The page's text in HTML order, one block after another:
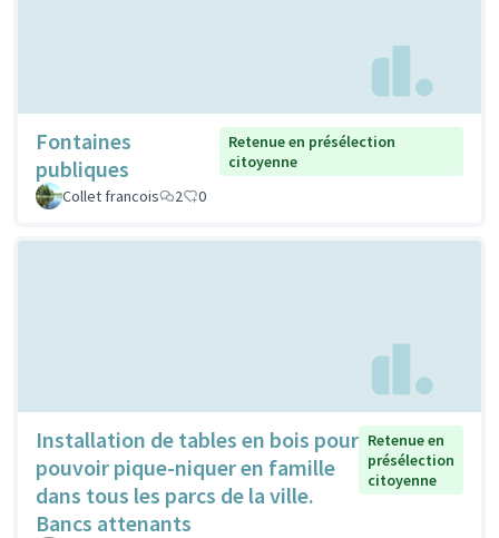
Fontaines
publiques
Retenue en présélection
citoyenne
Collet francois
2 0
Installation de tables en bois pour
pouvoir pique-niquer en famille
dans tous les parcs de la ville.
Bancs attenants
Retenue en
présélection
citoyenne